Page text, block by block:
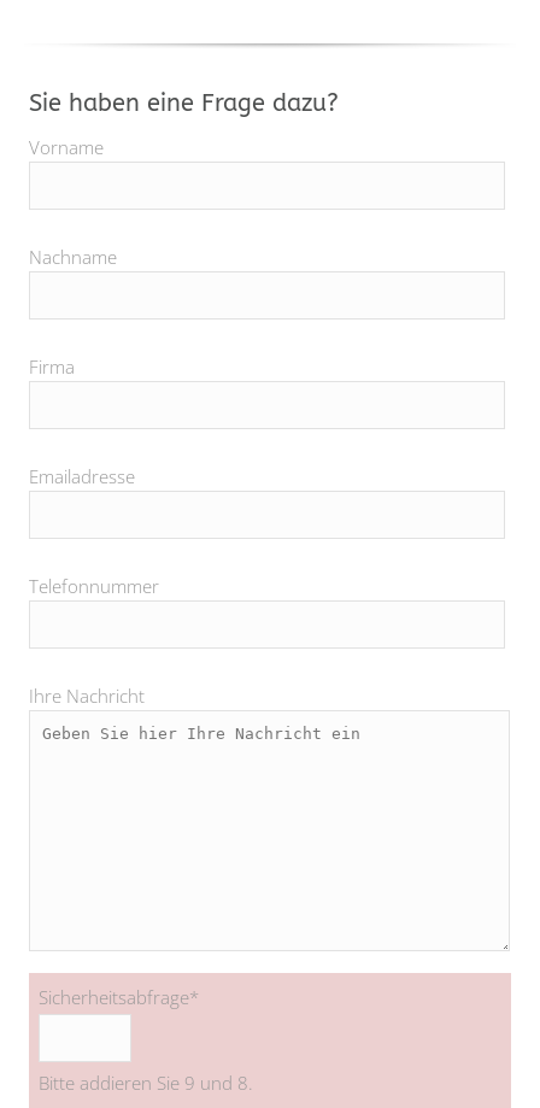
Sie haben eine Frage dazu?
Vorname
Nachname
Firma
Emailadresse
Telefonnummer
Ihre Nachricht
Sicherheitsabfrage*
Bitte addieren Sie 9 und 8.